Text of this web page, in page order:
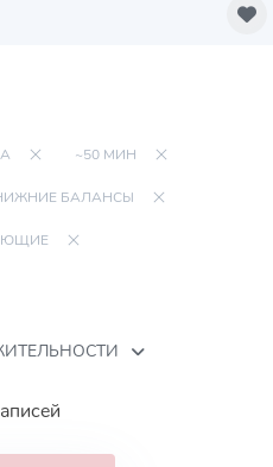
~50 МИН
БАЛАНСЫ